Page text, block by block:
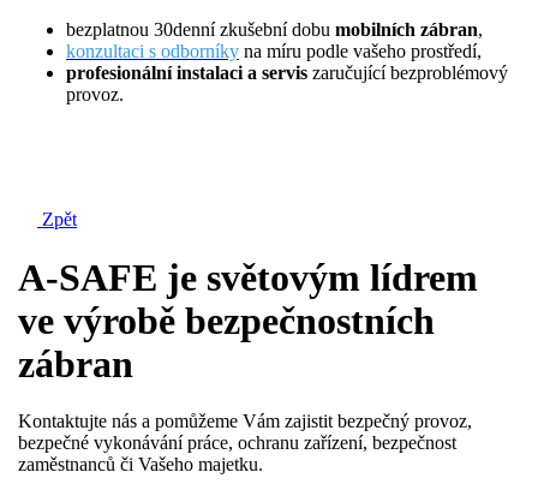
bezplatnou 30denní zkušební dobu mobilních zábran,
konzultaci s odborníky na míru podle vašeho prostředí,
profesionální instalaci a servis zaručující bezproblémový
provoz.
Zpět
A-SAFE je světovým lídrem
ve výrobě bezpečnostních
zábran
Kontaktujte nás a pomůžeme Vám zajistit bezpečný provoz,
bezpečné vykonávání práce, ochranu zařízení, bezpečnost
zaměstnanců či Vašeho majetku.